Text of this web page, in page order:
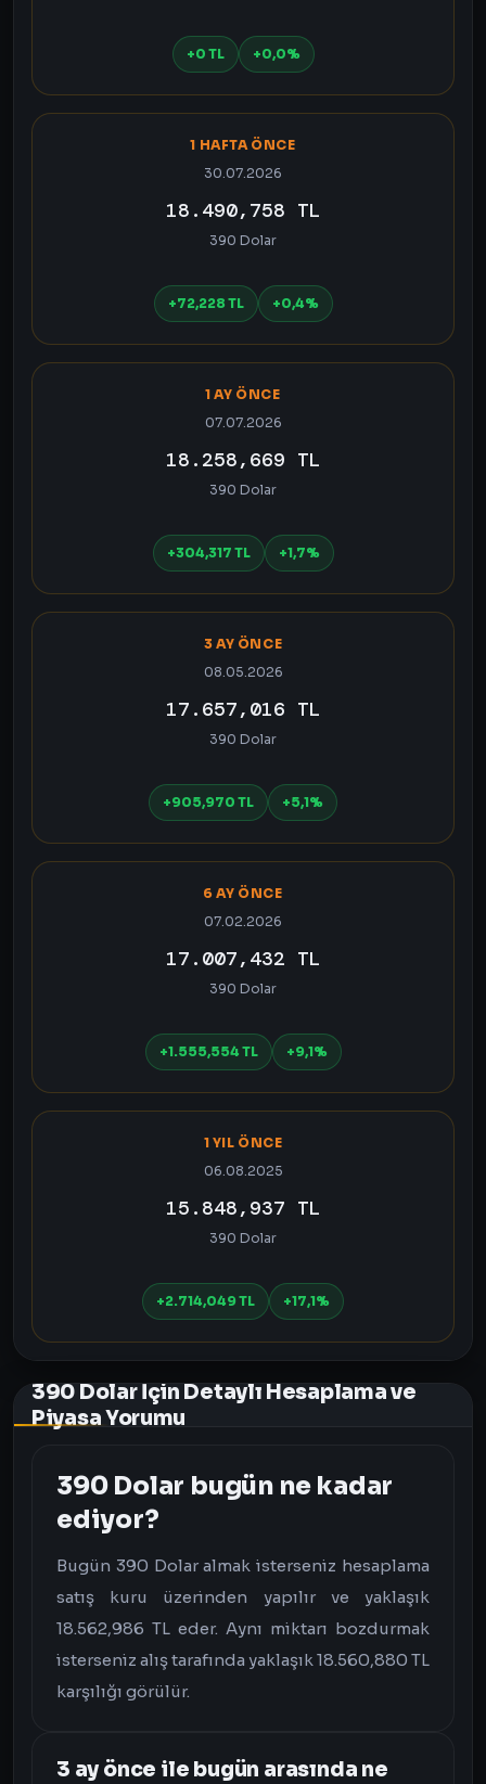
+0 TL +0,0%
1 HAFTA ÖNCE
30.07.2026
18.490,758 TL
390 Dolar
+72,228 TL +0,4%
1 AY ÖNCE
07.07.2026
18.258,669 TL
390 Dolar
+304,317 TL +1,7%
3 AY ÖNCE
08.05.2026
17.657,016 TL
390 Dolar
+905,970 TL +5,1%
6 AY ÖNCE
07.02.2026
17.007,432 TL
390 Dolar
+1.555,554 TL +9,1%
1 YIL ÖNCE
06.08.2025
15.848,937 TL
390 Dolar
+2.714,049 TL +17,1%
390 Dolar İçin Detaylı Hesaplama ve
Piyasa Yorumu
390 Dolar bugün ne kadar
ediyor?
Bugün 390 Dolar almak isterseniz hesaplama
satış kuru üzerinden yapılır ve yaklaşık
18.562,986 TL eder. Aynı miktarı bozdurmak
isterseniz alış tarafında yaklaşık 18.560,880 TL
karşılığı görülür.
3 ay önce ile bugün arasında ne